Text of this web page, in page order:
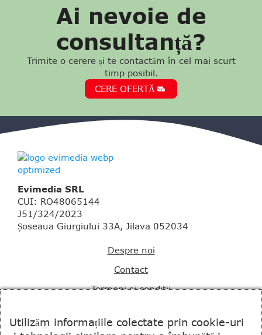
Ai nevoie de
consultanță?
Trimite o cerere și te contactăm în cel mai scurt
timp posibil.
CERE OFERTĂ
Evimedia SRL
CUI: RO48065144
J51/324/2023
Șoseaua Giurgiului 33A, Jilava 052034
Despre noi
Contact
Termeni si conditii
Notificare Cookies
Utilizăm informațiile colectate prin cookie-uri